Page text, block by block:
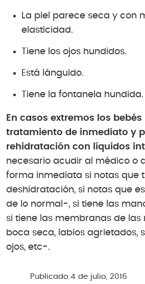
La piel parece seca y con
elasticidad.
Tiene los ojos hundidos.
Está lánguido.
Tiene la fontanela hundida.
En casos extremos los
tratamiento de inmediato y
rehidratación con líquidos
necesario acudir al médico o
forma inmediata si notas que
deshidratación, si notas que
de lo normal-, si tiene las
si tiene las membranas de las
boca seca, labios agrietados,
ojos, etc-.
Publicado:4 de julio, 2016